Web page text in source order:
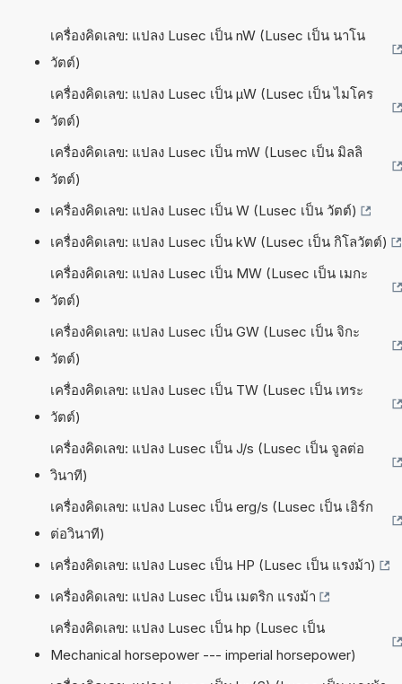
เครื่องคิดเลข: แปลง Lusec เป็น nW (Lusec เป็น นาโน
วัตต์)
เครื่องคิดเลข: แปลง Lusec เป็น µW (Lusec เป็น ไมโคร
วัตต์)
เครื่องคิดเลข: แปลง Lusec เป็น mW (Lusec เป็น มิลลิ
วัตต์)
เครื่องคิดเลข: แปลง Lusec เป็น W (Lusec เป็น วัตต์)
เครื่องคิดเลข: แปลง Lusec เป็น kW (Lusec เป็น กิโลวัตต์)
เครื่องคิดเลข: แปลง Lusec เป็น MW (Lusec เป็น เมกะ
วัตต์)
เครื่องคิดเลข: แปลง Lusec เป็น GW (Lusec เป็น จิกะ
วัตต์)
เครื่องคิดเลข: แปลง Lusec เป็น TW (Lusec เป็น เทระ
วัตต์)
เครื่องคิดเลข: แปลง Lusec เป็น J/s (Lusec เป็น จูลต่อ
วินาที)
เครื่องคิดเลข: แปลง Lusec เป็น erg/s (Lusec เป็น เอิร์ก
ต่อวินาที)
เครื่องคิดเลข: แปลง Lusec เป็น HP (Lusec เป็น แรงม้า)
เครื่องคิดเลข: แปลง Lusec เป็น เมตริก แรงม้า
เครื่องคิดเลข: แปลง Lusec เป็น hp (Lusec เป็น
Mechanical horsepower --- imperial horsepower)